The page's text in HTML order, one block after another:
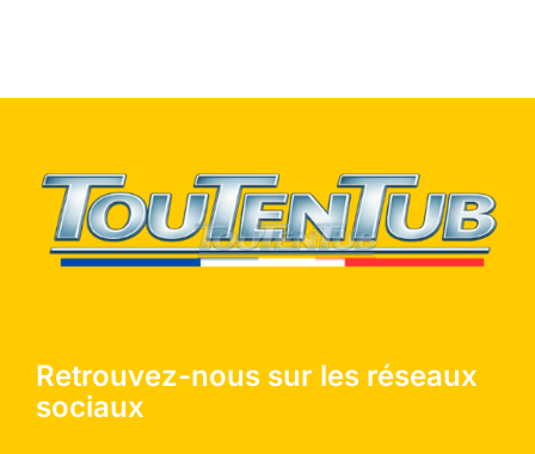
Retrouvez-nous sur les réseaux
sociaux